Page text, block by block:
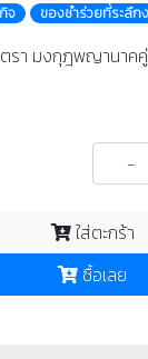
จ ของชำร่วยที่ระลึ
รา มงกุฎพญานาค
-
ใส่ตะกร้า
ซื้อเลย